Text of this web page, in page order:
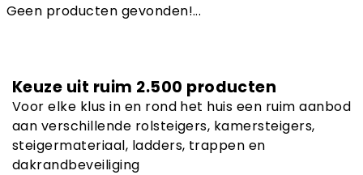
Geen producten gevonden!...
Keuze uit ruim 2.500 producten
Voor elke klus in en rond het huis een ruim aanbod
aan verschillende rolsteigers, kamersteigers,
steigermateriaal, ladders, trappen en
dakrandbeveiliging